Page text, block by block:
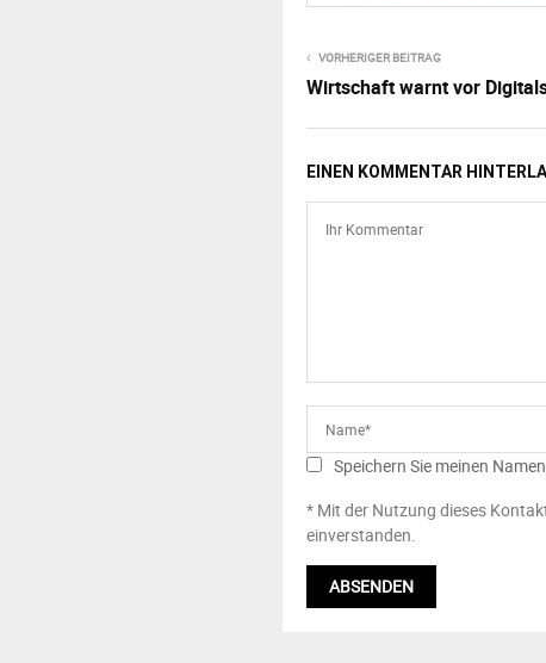
VORHERIGER BEITRAG
Wirtschaft warnt vor
EINEN KOMMENTAR
Speichern Sie meinen
* Mit der Nutzung dieses
einverstanden.